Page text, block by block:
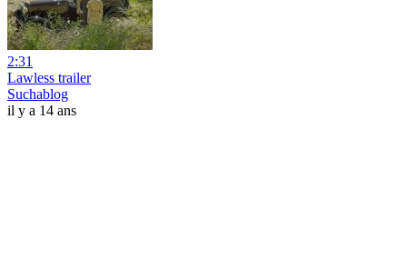
2:31
Lawless trailer
Suchablog
il y a 14 ans